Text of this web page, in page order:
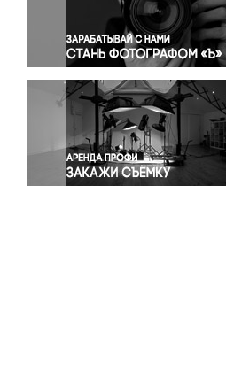
Правосудие
Происшествия и конфликты
Религия
Светская жизнь
Спорт
Экология
Экономика и бизнес